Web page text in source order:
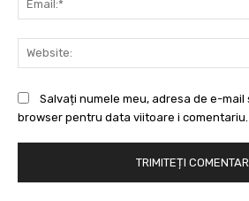
Salvați numele meu, adresa de e-
browser pentru data viitoare i comentariu.